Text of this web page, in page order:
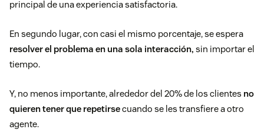
principal de una experiencia satisfactoria.
En segundo lugar, con casi el mismo porcentaje, se espera
resolver el problema en una sola interacción, sin importar el
tiempo.
Y, no menos importante, alrededor del 20% de los clientes no
quieren tener que repetirsecuando se les transfiere a otro
agente.